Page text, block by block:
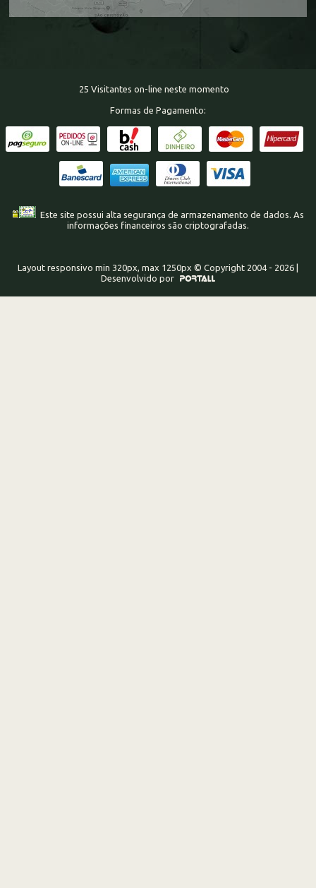
25 Visitantes on-line neste momento
Formas de Pagamento:
Este site possui alta segurança de armazenamento de dados. As
informações financeiros são criptografadas.
Layout responsivo min 320px, max 1250px © Copyright 2004 - 2026 |
Desenvolvido por